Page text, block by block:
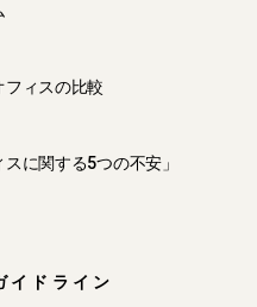
ービスなど、当
け、お問い合わ
先からお客様に
携先へお問い合
報等を開示・提
シーに違反した
生じた場合、当
ィスの比較
に関する5つの不安」
イドライン